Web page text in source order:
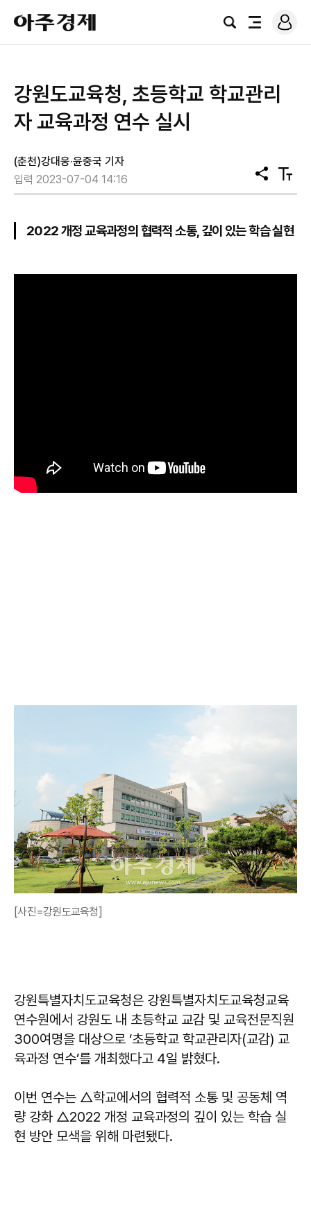
아
주
경
검
전
로
그
강원도교육청, 초등학교 학교관리
자 교육과정 연수 실시
(춘천)강대웅·윤중국 기자
입력 2023-07-04 14:16
공
유
텍
스
기
2022 개정 교육과정의 협력적 소통, 깊이 있는 학습 실현
[사진=강원도교육청]
강원특별자치도교육청은 강원특별자치도교육청교육
연수원에서 강원도 내 초등학교 교감 및 교육전문직원
300여명을 대상으로 ‘초등학교 학교관리자(교감) 교
육과정 연수’를 개최했다고 4일 밝혔다.
이번 연수는 △학교에서의 협력적 소통 및 공동체 역
량 강화 △2022 개정 교육과정의 깊이 있는 학습 실
현 방안 모색을 위해 마련됐다.